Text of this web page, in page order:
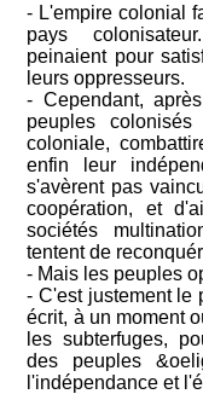
- L'empire colonial
pays
peinaient pour
leurs oppresseurs.
- Cependant,
peuples
coloniale,
enfin leur
s'avèrent pas
coopération, et
sociétés
tentent de
- Mais les peuples
- C'est justement le
écrit, à un moment
les subterfuges,
des peuples
l'indépendance et